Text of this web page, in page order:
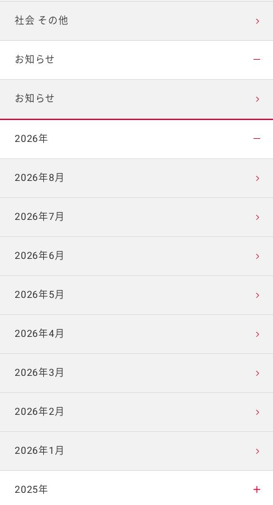
社会 その他
お知らせ
お知らせ
2026年
2026年8月
2026年7月
2026年6月
2026年5月
2026年4月
2026年3月
2026年2月
2026年1月
2025年